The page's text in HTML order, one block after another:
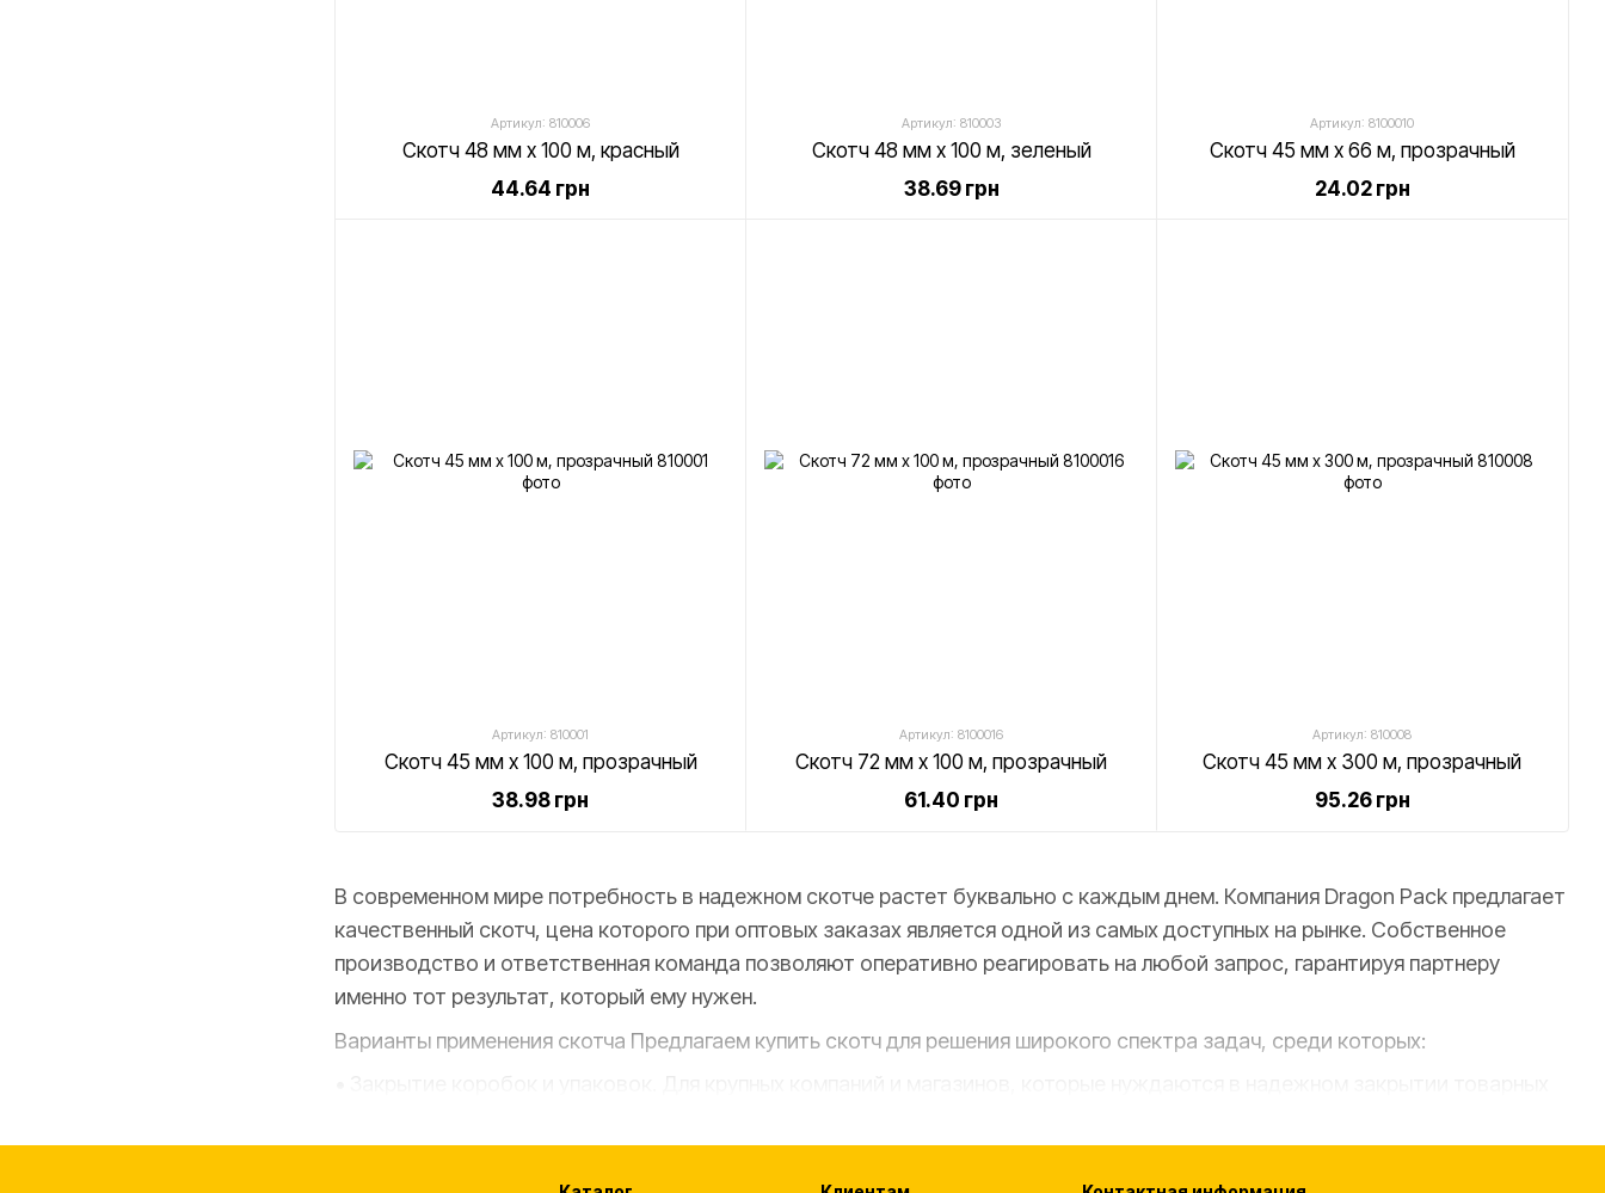
В современном мире потребность в надежном скотче растет буквально с каждым днем. Компания Dragon Pack предлагает
качественный скотч, цена которого при оптовых заказах является одной из самых доступных на рынке. Собственное
производство и ответственная команда позволяют оперативно реагировать на любой запрос, гарантируя партнеру
именно тот результат, который ему нужен.
Варианты применения скотча Предлагаем купить скотч для решения широкого спектра задач, среди которых:
Артикул: 810006
Скотч 48 мм х 100 м, красный
44.64 грн
Артикул: 810003
Скотч 48 мм х 100 м, зеленый
38.69 грн
Артикул: 8100010
Скотч 45 мм х 66 м, прозрачный
24.02 грн
Артикул: 810001
Скотч 45 мм х 100 м, прозрачный
38.98 грн
Артикул: 8100016
Скотч 72 мм х 100 м, прозрачный
61.40 грн
Артикул: 810008
Скотч 45 мм х 300 м, прозрачный
95.26 грн